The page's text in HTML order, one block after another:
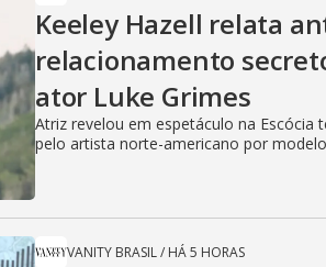
Keeley Hazell relata
relacionamento
ator Luke Grimes
Atriz revelou em espetáculo na Escócia
pelo artista norte-americano por
VANITY BRASIL/ HÁ 5 HORAS